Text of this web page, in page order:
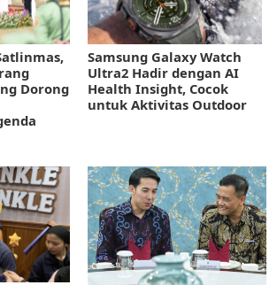
Dorong
Samsung Galaxy Watch
Ultra2 Hadir dengan AI
Health Insight, Cocok
untuk Aktivitas Outdoor